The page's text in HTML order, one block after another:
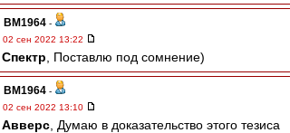
BM1964 -
02 сен 2022 13:22
Спектр , Поставлю под сомнение)
BM1964 -
02 сен 2022 13:10
Авверс , Думаю в доказательство этого тезиса